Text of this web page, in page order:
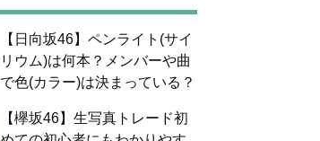
【日向坂46】ペンライト(サイ
リウム)は何本？メンバーや曲
で色(カラー)は決まっている？
【欅坂46】生写真トレード初